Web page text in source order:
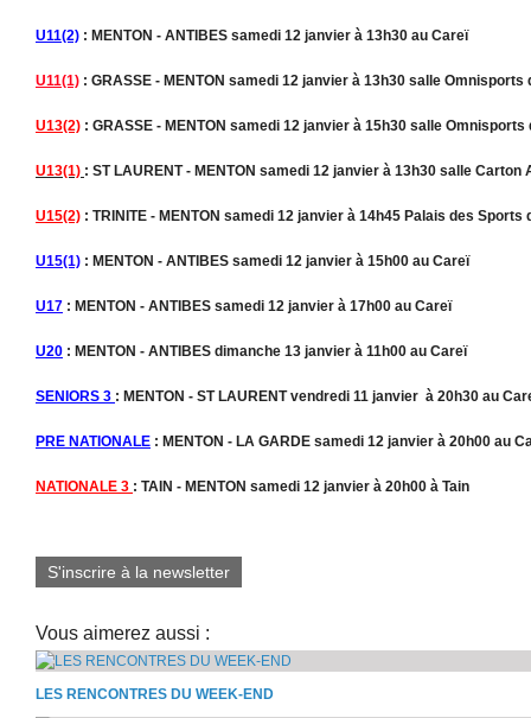
U11(2) : MENTON - ANTIBES samedi 12 janvier à 13h30 au Careï
U11(1) : GRASSE - MENTON samedi 12 janvier à 13h30 salle
U13(2) : GRASSE - MENTON samedi 12 janvier à 15h30 salle
U13(1) : ST LAURENT - MENTON samedi 12 janvier à 13h30 salle Carton
U15(2) : TRINITE - MENTON samedi 12 janvier à 14h45 Palais des Sports
U15(1) : MENTON - ANTIBES samedi 12 janvier à 15h00 au Careï
U17 : MENTON - ANTIBES samedi 12 janvier à 17h00 au Careï
U20 : MENTON - ANTIBES dimanche 13 janvier à 11h00 au Careï
SENIORS 3 : MENTON - ST LAURENT vendredi 11 janvier à 20h30 au
PRE NATIONALE : MENTON - LA GARDE samedi 12 janvier à 20h00 au
NATIONALE 3 : TAIN - MENTON samedi 12 janvier à 20h00 à Tain
S'inscrire à la newsletter
Vous aimerez aussi :
LES RENCONTRES DU WEEK-END